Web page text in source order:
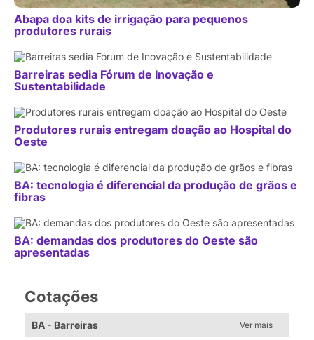
Abapa doa kits de irrigação para pequenos
produtores rurais
Barreiras sedia Fórum de Inovação e
Sustentabilidade
Produtores rurais entregam doação ao Hospital do
Oeste
BA: tecnologia é diferencial da produção de grãos e
fibras
BA: demandas dos produtores do Oeste são
apresentadas
Cotações
BA - Barreiras Ver mais